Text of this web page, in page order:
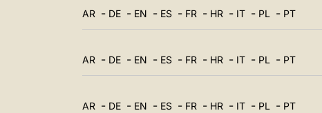
AR - DE - EN - ES - FR - HR - IT - PL - PT
AR - DE - EN - ES - FR - HR - IT - PL - PT
AR - DE - EN - ES - FR - HR - IT - PL - PT